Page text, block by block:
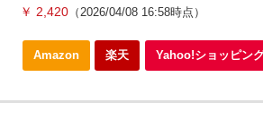
￥ 2,420（2026/04/08 16:58時点）
Amazon 楽天 Yahoo!ショッピン